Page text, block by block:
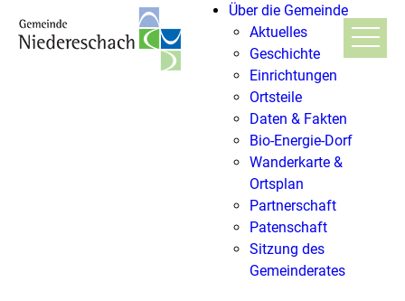
Über die Gemeinde
Aktuelles
Geschichte
Einrichtungen
Ortsteile
Daten & Fakten
Bio-Energie-Dorf
Wanderkarte &
Ortsplan
Partnerschaft
Patenschaft
Sitzung des
Gemeinderates